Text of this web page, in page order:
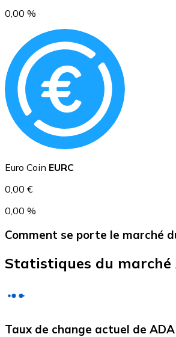
USD Coin
USDC
0,00 %
Euro Coin EURC
0,00 €
0,00 %
Comment se porte le marché
Statistiques du marché
Taux de change actuel de ADA